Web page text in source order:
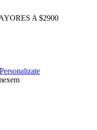
A $2900
Personalizate